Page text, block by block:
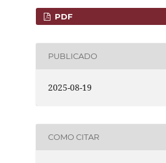
PDF
PUBLICADO
2025-08-19
COMO CITAR